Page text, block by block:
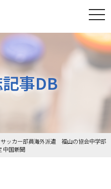
事DB
サッカー部員海外派遣 福山の協会中学部
中国新聞